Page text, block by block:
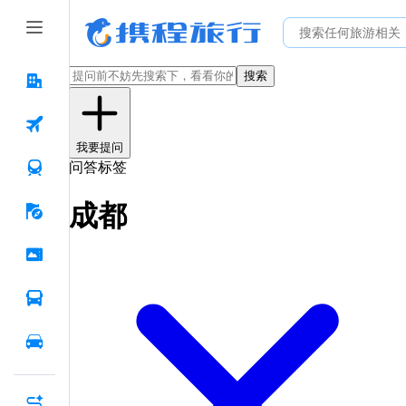
搜索
我要提问
问答标签
成都